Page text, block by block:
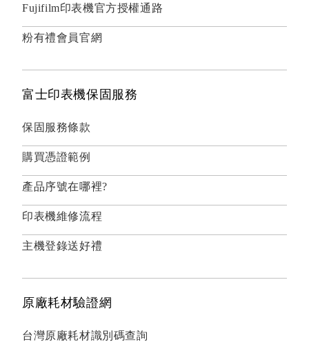
Fujifilm印表機官方授權通路
粉有禮會員官網
富士印表機保固服務
保固服務條款
購買憑證範例
產品序號在哪裡?
印表機維修流程
主機登錄送好禮
原廠耗材驗證網
台灣原廠耗材識別碼查詢